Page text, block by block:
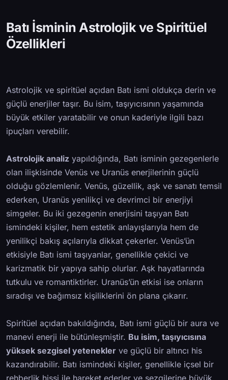
Batı İsminin Astrolojik ve Spiritüel
Özellikleri
Astrolojik ve spiritüel açıdan Batı ismi oldukça derin ve
güçlü enerjiler taşır. Bu isim, taşıyıcısının yaşamında
büyük etkiler yaratabilir ve onun kaderiyle ilgili bazı
ipuçları verebilir.
Astrolojik analiz yapıldığında, Batı isminin gezegenlerle
olan ilişkisinde Venüs ve Uranüs enerjilerinin güçlü
olduğu gözlemlenir. Venüs, güzellik, aşk ve sanatı temsil
ederken, Uranüs yenilikçi ve devrimci bir enerjiyi
simgeler. Bu iki gezegenin enerjisini taşıyan Batı
ismindeki kişiler, hem estetik anlayışlarıyla hem de
yenilikçi bakış açılarıyla dikkat çekerler. Venüs’ün
etkisiyle Batı ismi taşıyanlar, genellikle çekici ve
karizmatik bir yapıya sahip olurlar. Aşk hayatlarında
tutkulu ve romantiktirler. Uranüs’ün etkisi ise onların
sıradışı ve bağımsız kişiliklerini ön plana çıkarır.
Spiritüel açıdan bakıldığında, Batı ismi güçlü bir aura ve
manevi enerji ile bütünleşmiştir. Bu isim, taşıyıcısına
yüksek sezgisel yetenekler ve güçlü bir altıncı his
kazandırabilir. Batı ismindeki kişiler, genellikle içsel bir
rehberlik hissi ile hareket ederler ve sezgilerine büyük